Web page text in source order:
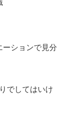
ーションで見分
でしてはいけ